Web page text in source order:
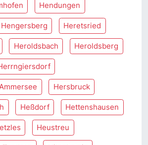
Hendungen
Hengersberg Heretsried
Heroldsbach Heroldsberg
Hersbruck
Heßdorf Hettenshausen
Heustreu